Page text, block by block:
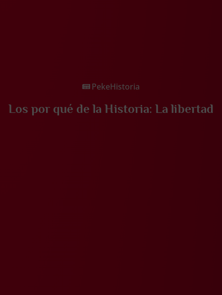
PekeHistoria
Los por qué de la Historia: La libertad